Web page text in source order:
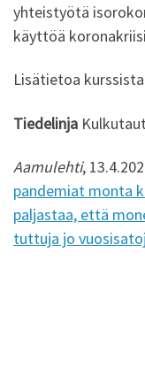
yhteistyötä
käyttöä
Lisätietoa
Tiedelinja
Aamulehti,
pandemiat monta
paljastaa, että
tuttuja jo